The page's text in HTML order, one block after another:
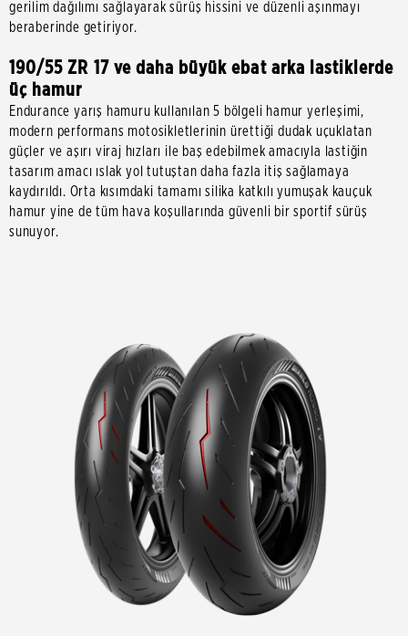
gerilim dağılımı sağlayarak sürüş hissini ve düzenli aşınmayı
beraberinde getiriyor.
190/55 ZR 17 ve daha büyük ebat arka lastiklerde
üç hamur
Endurance yarış hamuru kullanılan 5 bölgeli hamur yerleşimi,
modern performans motosikletlerinin ürettiği dudak uçuklatan
güçler ve aşırı viraj hızları ile baş edebilmek amacıyla lastiğin
tasarım amacı ıslak yol tutuştan daha fazla itiş sağlamaya
kaydırıldı. Orta kısımdaki tamamı silika katkılı yumuşak kauçuk
hamur yine de tüm hava koşullarında güvenli bir sportif sürüş
sunuyor.